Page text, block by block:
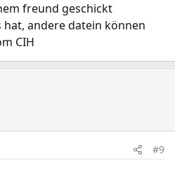
freund geschickt
andere datein können
CIH
#9